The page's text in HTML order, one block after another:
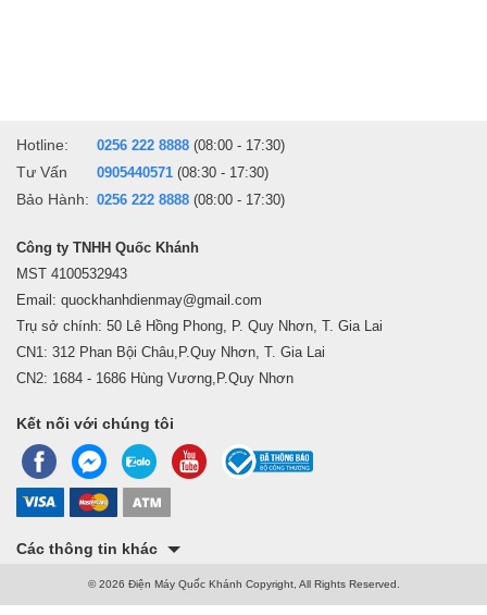
Hotline: 0256 222 8888 (08:00 - 17:30)
Tư Vấn 0905440571 (08:30 - 17:30)
Bảo Hành: 0256 222 8888 (08:00 - 17:30)
Công ty TNHH Quốc Khánh
MST 4100532943
Email: quockhanhdienmay@gmail.com
Trụ sở chính: 50 Lê Hồng Phong, P. Quy Nhơn, T. Gia Lai
CN1: 312 Phan Bội Châu,P.Quy Nhơn, T. Gia Lai
CN2: 1684 - 1686 Hùng Vương,P.Quy Nhơn
Kết nối với chúng tôi
Các thông tin khác
© 2026 Điện Máy Quốc Khánh Copyright, All Rights Reserved.